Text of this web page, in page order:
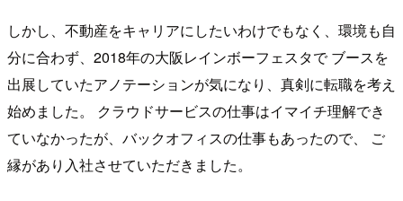
しかし、不動産をキャリアにしたいわけでもなく、環境も自
分に合わず、2018年の大阪レインボーフェスタで ブースを
出展していたアノテーションが気になり、真剣に転職を考え
始めました。 クラウドサービスの仕事はイマイチ理解でき
ていなかったが、バックオフィスの仕事もあったので、 ご
縁があり入社させていただきました。